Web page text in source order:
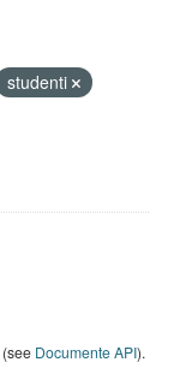
studenti
(see Documente API).